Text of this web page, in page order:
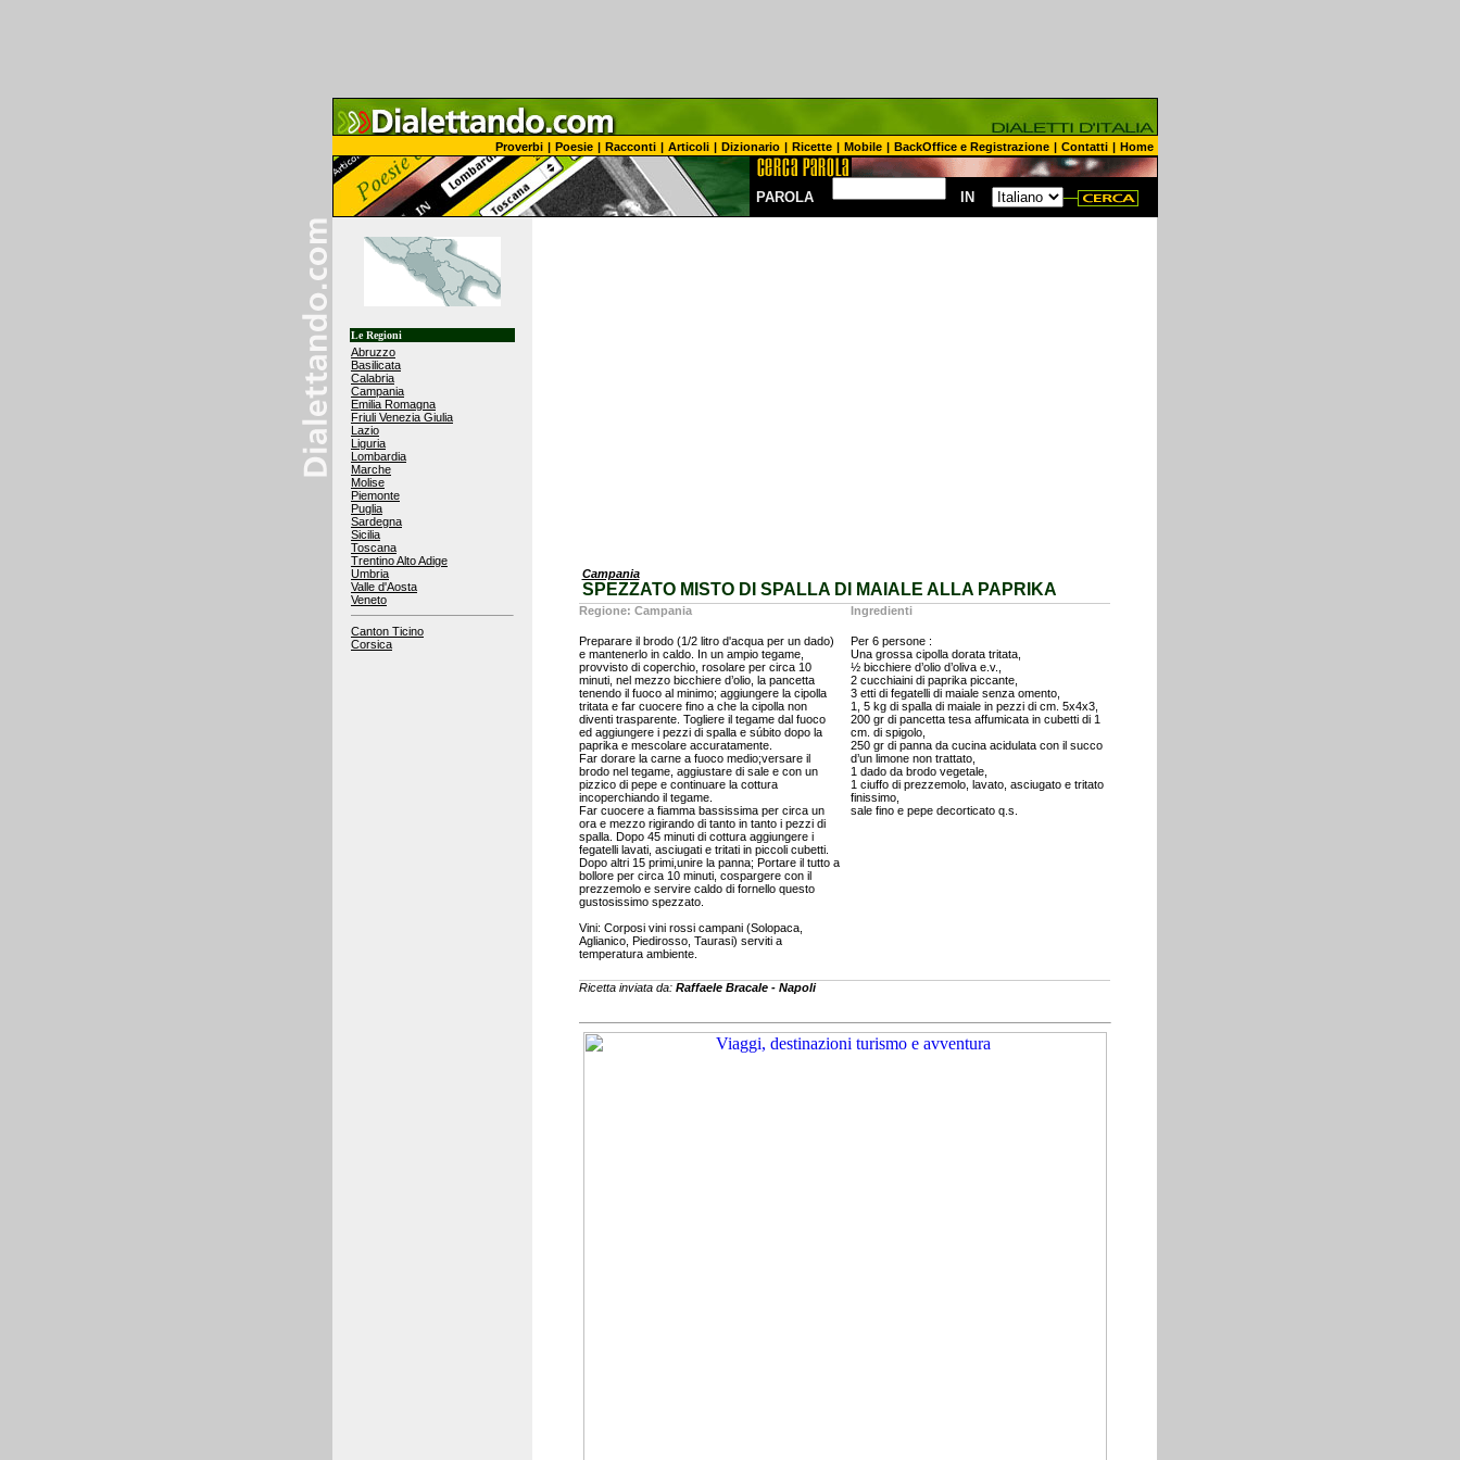
Proverbi | Poesie | Racconti | Articoli | Dizionario | Ricette | Mobile | BackOffice e Registrazione | Contatti | Home
PAROLA IN
Le Regioni
Abruzzo
Basilicata
Calabria
Campania
Emilia Romagna
Friuli Venezia Giulia
Lazio
Liguria
Lombardia
Marche
Molise
Piemonte
Puglia
Sardegna
Sicilia
Toscana
Trentino Alto Adige
Umbria
Valle d'Aosta
Veneto
Canton Ticino
Corsica
Campania
SPEZZATO MISTO DI SPALLA DI MAIALE ALLA PAPRIKA
Regione: Campania
Preparare il brodo (1/2 litro d'acqua per un dado)
e mantenerlo in caldo. In un ampio tegame,
provvisto di coperchio, rosolare per circa 10
minuti, nel mezzo bicchiere d’olio, la pancetta
tenendo il fuoco al minimo; aggiungere la cipolla
tritata e far cuocere fino a che la cipolla non
diventi trasparente. Togliere il tegame dal fuoco
ed aggiungere i pezzi di spalla e súbito dopo la
paprika e mescolare accuratamente.
Far dorare la carne a fuoco medio;versare il
brodo nel tegame, aggiustare di sale e con un
pizzico di pepe e continuare la cottura
incoperchiando il tegame.
Far cuocere a fiamma bassissima per circa un
ora e mezzo rigirando di tanto in tanto i pezzi di
spalla. Dopo 45 minuti di cottura aggiungere i
fegatelli lavati, asciugati e tritati in piccoli cubetti.
Dopo altri 15 primi,unire la panna; Portare il tutto a
bollore per circa 10 minuti, cospargere con il
prezzemolo e servire caldo di fornello questo
gustosissimo spezzato.
Vini: Corposi vini rossi campani (Solopaca,
Aglianico, Piedirosso, Taurasi) serviti a
temperatura ambiente.
Ingredienti
Per 6 persone :
Una grossa cipolla dorata tritata,
½ bicchiere d’olio d’oliva e.v.,
2 cucchiaini di paprika piccante,
3 etti di fegatelli di maiale senza omento,
1, 5 kg di spalla di maiale in pezzi di cm. 5x4x3,
200 gr di pancetta tesa affumicata in cubetti di 1
cm. di spigolo,
250 gr di panna da cucina acidulata con il succo
d’un limone non trattato,
1 dado da brodo vegetale,
1 ciuffo di prezzemolo, lavato, asciugato e tritato
finissimo,
sale fino e pepe decorticato q.s.
Ricetta inviata da: Raffaele Bracale - Napoli